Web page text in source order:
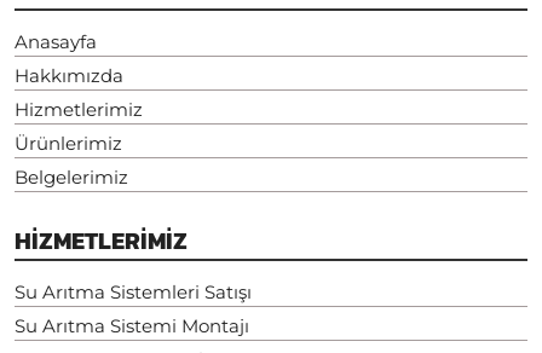
Anasayfa
Hakkımızda
Hizmetlerimiz
Ürünlerimiz
Belgelerimiz
HİZMETLERİMİZ
Su Arıtma Sistemleri Satışı
Su Arıtma Sistemi Montajı